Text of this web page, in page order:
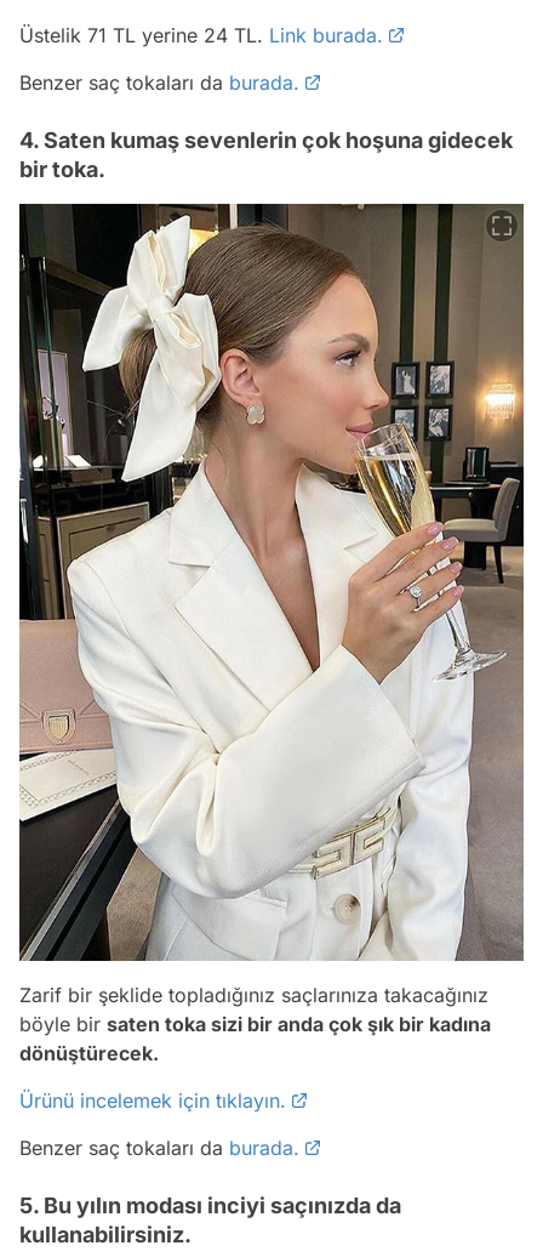
Üstelik 71 TL yerine 24 TL. Link burada.
Benzer saç tokaları da burada.
4. Saten kumaş sevenlerin çok hoşuna gidecek
bir toka.
Zarif bir şeklide topladığınız saçlarınıza takacağınız
böyle bir saten toka sizi bir anda çok şık bir kadına
dönüştürecek.
Ürünü incelemek için tıklayın.
Benzer saç tokaları da burada.
5. Bu yılın modası inciyi saçınızda da
kullanabilirsiniz.